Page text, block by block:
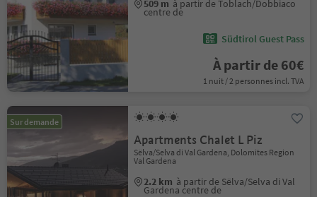
509 m à partir de Toblach/Dobbiaco
centre de
Südtirol Guest Pass
À partir de 60€
1 nuit / 2 personnes incl. TVA
Sur demande
Apartments Chalet L Piz
Sëlva/Selva di Val Gardena, Dolomites Region
Val Gardena
2.2 km à partir de Sëlva/Selva di Val
Gardena centre de